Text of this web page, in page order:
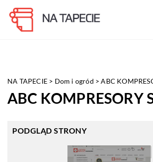
NA TAPECIE > Dom i ogród >ABC
ABC KOMPRESORY
PODGLĄD STRONY